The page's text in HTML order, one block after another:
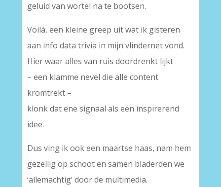
geluid van wortel na te bootsen.
Voilà, een kleine greep uit wat ik gisteren
aan info data trivia in mijn vlindernet vond.
Hier waar alles van ruis doordrenkt lijkt
– een klamme nevel die alle content
kromtrekt –
klonk dat ene signaal als een inspirerend
idee.
Dus ving ik ook een maartse haas, nam hem
gezellig op schoot en samen bladerden we
‘allemachtig’ door de multimedia.